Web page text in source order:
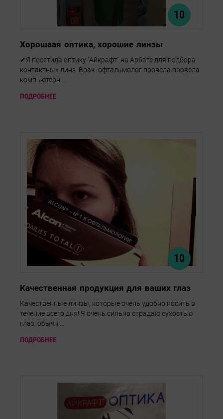
10
Хорошаая оптика, хорошие линзы
✔Я посетила оптику "Айкрафт" на Арбате для подбора
контактных линз. Врач- офтальмолог провела провела
компьютерн ...
ПОДРОБНЕЕ
10
Качественная продукция для ваших глаз
Качественные линзы, которые очень удобно носить в
течение всего дня! Я очень сильно страдаю сухостью
глаз, обычн ...
ПОДРОБНЕЕ